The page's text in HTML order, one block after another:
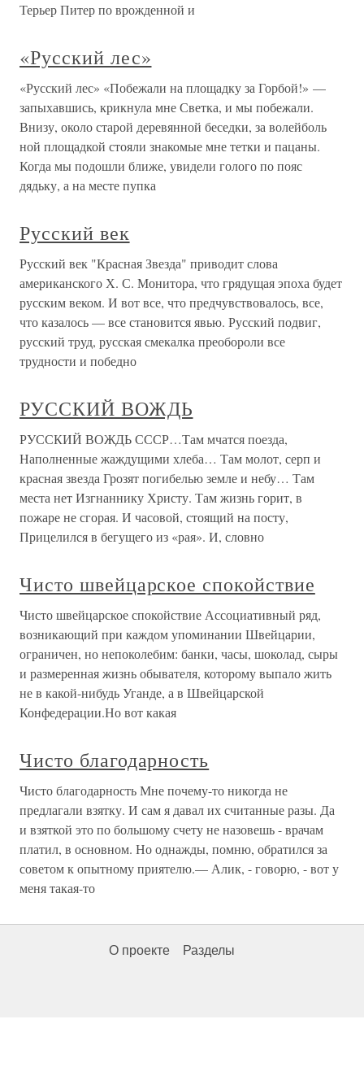
Терьер Питер по врожденной и
«Русский лес»
«Русский лес» «Побежали на площадку за Горбой!» —
запыхавшись, крикнула мне Светка, и мы побежали.
Внизу, около старой деревянной беседки, за волейболь
ной площадкой стояли знакомые мне тетки и пацаны.
Когда мы подошли ближе, увидели голого по пояс
дядьку, а на месте пупка
Русский век
Русский век "Красная Звезда" приводит слова
американского Х. С. Монитора, что грядущая эпоха будет
русским веком. И вот все, что предчувствовалось, все,
что казалось — все становится явью. Русский подвиг,
русский труд, русская смекалка преобороли все
трудности и победно
РУССКИЙ ВОЖДЬ
РУССКИЙ ВОЖДЬ СССР…Там мчатся поезда,
Наполненные жаждущими хлеба… Там молот, серп и
красная звезда Грозят погибелью земле и небу… Там
места нет Изгнаннику Христу. Там жизнь горит, в
пожаре не сгорая. И часовой, стоящий на посту,
Прицелился в бегущего из «рая». И, словно
Чисто швейцарское спокойствие
Чисто швейцарское спокойствие Ассоциативный ряд,
возникающий при каждом упоминании Швейцарии,
ограничен, но непоколебим: банки, часы, шоколад, сыры
и размеренная жизнь обывателя, которому выпало жить
не в какой-нибудь Уганде, а в Швейцарской
Конфедерации.Но вот какая
Чисто благодарность
Чисто благодарность Мне почему-то никогда не
предлагали взятку. И сам я давал их считанные разы. Да
и взяткой это по большому счету не назовешь - врачам
платил, в основном. Но однажды, помню, обратился за
советом к опытному приятелю.— Алик, - говорю, - вот у
меня такая-то
О проекте Разделы